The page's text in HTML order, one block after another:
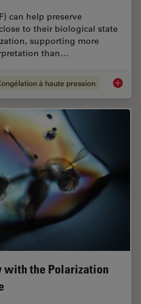
can help preserve
to their biological state
supporting more
than…
à haute pression High-
with the Polarization